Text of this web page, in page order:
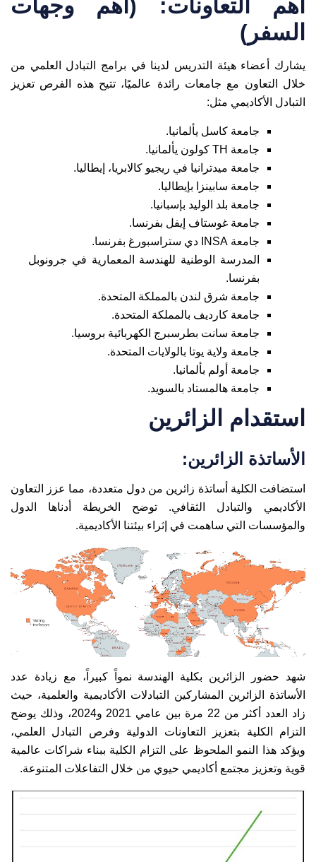
أهم التعاونات: (أهم وجهات
السفر)
يشارك أعضاء هيئة التدريس لدينا في برامج التبادل العلمي من
خلال التعاون مع جامعات رائدة عالميًا، تتيح هذه الفرص تعزيز
التبادل الأكاديمي مثل:
جامعة كاسل يألمانيا.
جامعة TH كولون يألمانيا.
جامعة ميدترانيا في ريجيو كالابريا، إيطاليا.
جامعة سابينزا بإيطاليا.
جامعة بلد الوليد بإسبانيا.
جامعة غوستاف إيفل بفرنسا.
جامعة INSA دي ستراسبورغ بفرنسا.
المدرسة الوطنية للهندسة المعمارية في جرونوبل
بفرنسا.
جامعة شرق لندن بالمملكة المتحدة.
جامعة كارديف بالمملكة المتحدة.
جامعة سانت بطرسبرج الكهربائية بروسيا.
جامعة ولاية يوتا بالولايات المتحدة.
جامعة أولم بألمانيا.
جامعة هالمستاد بالسويد.
استقدام الزائرين
الأساتذة الزائرين:
استضافت الكلية أساتذة زائرين من دول متعددة، مما عزز التعاون
الأكاديمي والتبادل الثقافي. توضح الخريطة أدناها الدول
والمؤسسات التي ساهمت في إثراء بيئتنا الأكاديمية.
شهد حضور الزائرين بكلية الهندسة نمواً كبيراً، مع زيادة عدد
الأساتذة الزائرين المشاركين التبادلات الأكاديمية والعلمية، حيث
زاد العدد أكثر من 22 مرة بين عامي 2021 و2024، وذلك يوضح
التزام الكلية بتعزيز التعاونات الدولية وفرص التبادل العلمي،
ويؤكد هذا النمو الملحوظ على التزام الكلية ببناء شراكات عالمية
قوية وتعزيز مجتمع أكاديمي حيوي من خلال التفاعلات المتنوعة.